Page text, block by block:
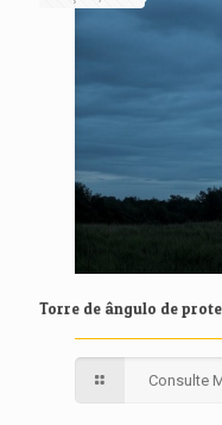
Torre de ângulo de
Consulte